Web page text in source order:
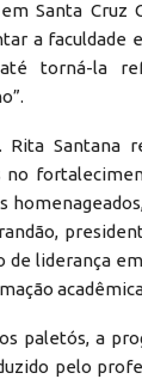
Santa Cruz
a faculdade
torná-la
Rita Santana
no
de liderança
paletós, a
pelo